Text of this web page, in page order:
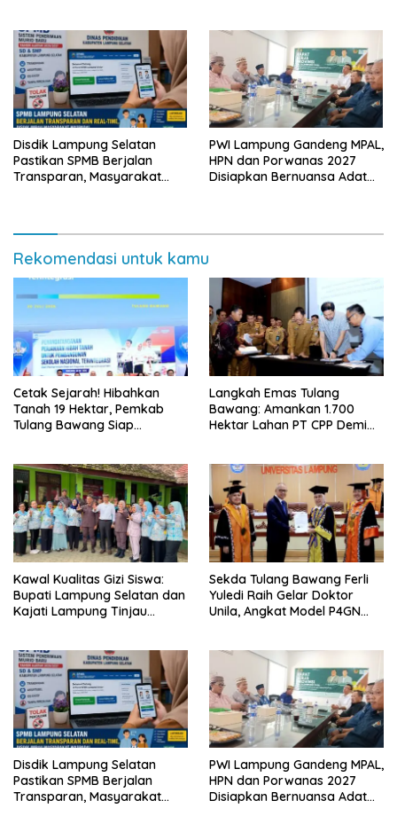
Disdik Lampung Selatan
Pastikan SPMB Berjalan
Transparan, Masyarakat
PWI Lampung Gandeng MPAL,
HPN dan Porwanas 2027
Disiapkan Bernuansa Adat
Rekomendasi untuk kamu
Cetak Sejarah! Hibahkan
Tanah 19 Hektar, Pemkab
Tulang Bawang Siap
Lampung
Langkah Emas Tulang
Bawang: Amankan 1.700
Hektar Lahan PT CPP Demi
Kawal Kualitas Gizi Siswa:
Bupati Lampung Selatan dan
Kajati Lampung Tinjau
Sekda Tulang Bawang Ferli
Yuledi Raih Gelar Doktor
Unila, Angkat Model P4GN
Disdik Lampung Selatan
Pastikan SPMB Berjalan
Transparan, Masyarakat
PWI Lampung Gandeng MPAL,
HPN dan Porwanas 2027
Disiapkan Bernuansa Adat